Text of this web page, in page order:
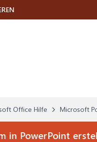
Office Hilfe Microsoft
in PowerPoint